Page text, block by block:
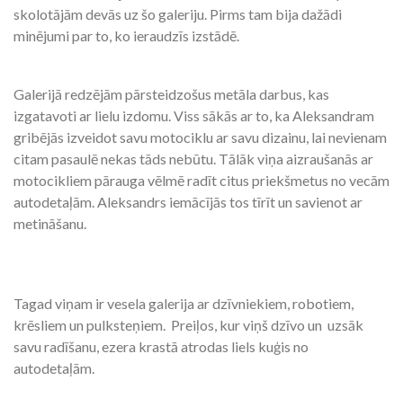
skolotājām devās uz šo galeriju. Pirms tam bija dažādi
minējumi par to, ko ieraudzīs izstādē.
Galerijā redzējām pārsteidzošus metāla darbus, kas
izgatavoti ar lielu izdomu. Viss sākās ar to, ka Aleksandram
gribējās izveidot savu motociklu ar savu dizainu, lai nevienam
citam pasaulē nekas tāds nebūtu. Tālāk viņa aizraušanās ar
motocikliem pārauga vēlmē radīt citus priekšmetus no vecām
autodetaļām. Aleksandrs iemācījās tos tīrīt un savienot ar
metināšanu.
Tagad viņam ir vesela galerija ar dzīvniekiem, robotiem,
krēsliem un pulksteņiem. Preiļos, kur viņš dzīvo un uzsāk
savu radīšanu, ezera krastā atrodas liels kuģis no
autodetaļām.